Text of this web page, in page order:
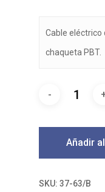
Cable eléctrico
chaqueta PBT.
Añadir
SKU: 37-63/B